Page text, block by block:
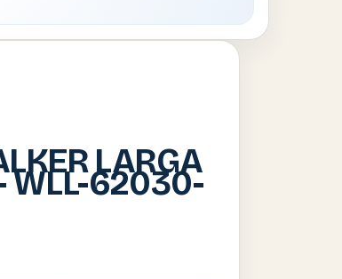
LARGA
WLL-62030-